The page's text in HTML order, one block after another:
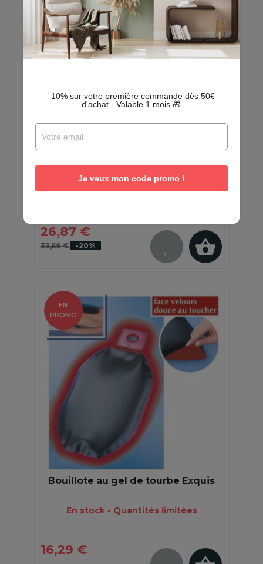
Coussin - Bouillote au gel de tourbe
Exquis
En stock - Quantités limitées
26,87 €
33,59 € -20%
Bouillote au gel de tourbe Exquis
En stock - Quantités limitées
16,29 €
EN
PROMO
-10% sur votre première commande dès 50€
d'achat - Valable 1 mois 🎁
Je veux mon code promo !